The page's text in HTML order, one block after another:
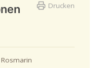
Drucken